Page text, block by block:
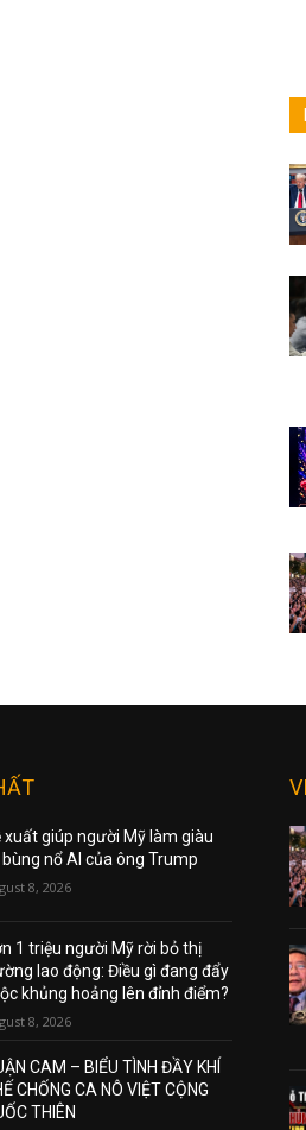
xuất giúp người Mỹ làm giàu
nổ AI của ông Trump
8, 2026
1 triệu người Mỹ rời bỏ thị
lao động: Điều gì đang đẩy
khủng hoảng lên đỉnh điểm?
8, 2026
CAM – BIỂU TÌNH ĐẦY KHÍ
CHỐNG CA NÔ VIỆT CỘNG
THIÊN